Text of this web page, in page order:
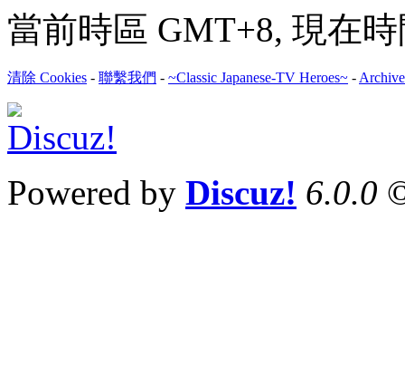
當前時區 GMT+8, 現在
清除 Cookies - 聯繫我們 - ~Classic Japanese-TV Heroes~ -
Powered by Discuz! 6.0.0